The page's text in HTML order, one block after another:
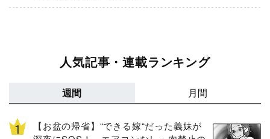
人気記事・連載ランキング
週間 月間
【お盆の帰省】“できる嫁“だった義妹が